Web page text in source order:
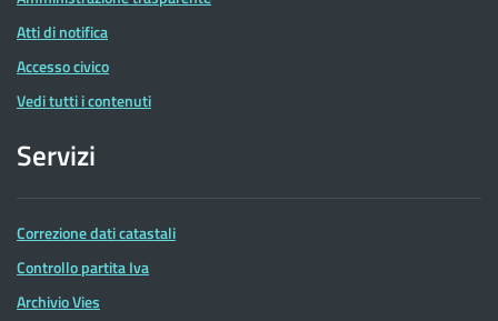
Atti di notifica
Accesso civico
Vedi tutti i contenuti
Servizi
Correzione dati catastali
Controllo partita Iva
Archivio Vies